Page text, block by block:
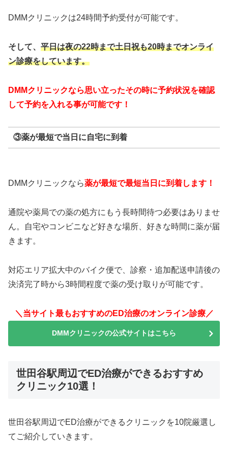
DMMクリニックは24時間予約受付が可能です。
そして、 平日は夜の22時まで土日祝も20時までオンライ
ン診療をしています。
DMMクリニックなら思い立ったその時に予約状況を確認
して予約を入れる事が可能です！
③薬が最短で当日に自宅に到着
DMMクリニックなら薬が最短で最短当日に到着します！
通院や薬局での薬の処方にもう長時間待つ必要はありませ
ん。自宅やコンビニなど好きな場所、好きな時間に薬が届
きます。
対応エリア拡大中のバイク便で、診察・追加配送申請後の
決済完了時から3時間程度で薬の受け取りが可能です。
＼当サイト最もおすすめのED治療のオンライン診療／
DMMクリニックの公式サイトはこちら
世田谷駅周辺でED治療ができるおすすめ
クリニック10選！
世田谷駅周辺でED治療ができるクリニックを10院厳選し
てご紹介していきます。